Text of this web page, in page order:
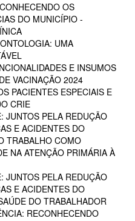
OS
DO MUNICÍPIO -
UMA
E INSUMOS
VACINAÇÃO 2024
PACIENTES ESPECIAIS E
CRIE
JUNTOS PELA REDUÇÃO
E ACIDENTES DO
TRABALHO COMO
NA ATENÇÃO PRIMÁRIA À
JUNTOS PELA REDUÇÃO
E ACIDENTES DO
DO TRABALHADOR
RECONHECENDO